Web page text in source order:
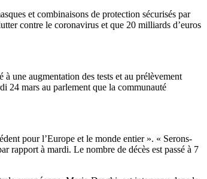
et combinaisons de protection sécurisés par
contre le coronavirus et que 20 milliards d’euros
une augmentation des tests et au prélèvement
24 mars au parlement que la communauté
pour l’Europe et le monde entier ». « Serons-
rapport à mardi. Le nombre de décès est passé à 7